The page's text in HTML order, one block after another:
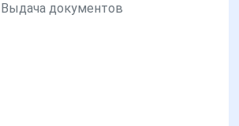
Выдача документов